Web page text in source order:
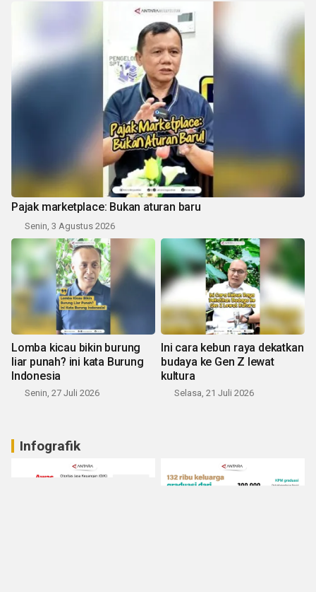
Pajak marketplace: Bukan aturan baru
Senin, 3 Agustus 2026
Lomba kicau bikin burung
liar punah? ini kata Burung
Indonesia
Senin, 27 Juli 2026
Ini cara kebun raya dekatkan
budaya ke Gen Z lewat
kultura
Selasa, 21 Juli 2026
Infografik